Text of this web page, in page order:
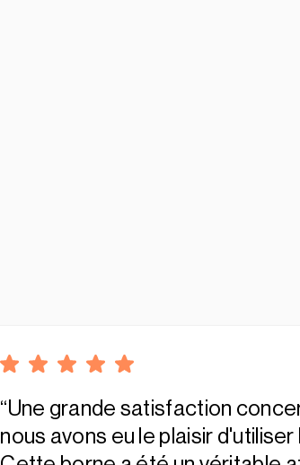
“Une grande satisfaction
nous avons eu le plaisir